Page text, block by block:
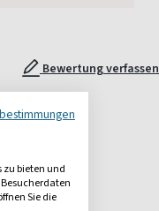
Bewertung verfassen
zu bieten und
Sie die